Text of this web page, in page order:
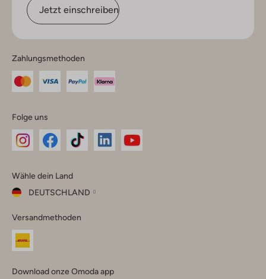
Jetzt einschreiben
Zahlungsmethoden
Folge uns
Instagram
Facebook
TikTok
Wähle dein Land
DEUTSCHLAND
dein
Land
Versandmethoden
Download onze Omoda app